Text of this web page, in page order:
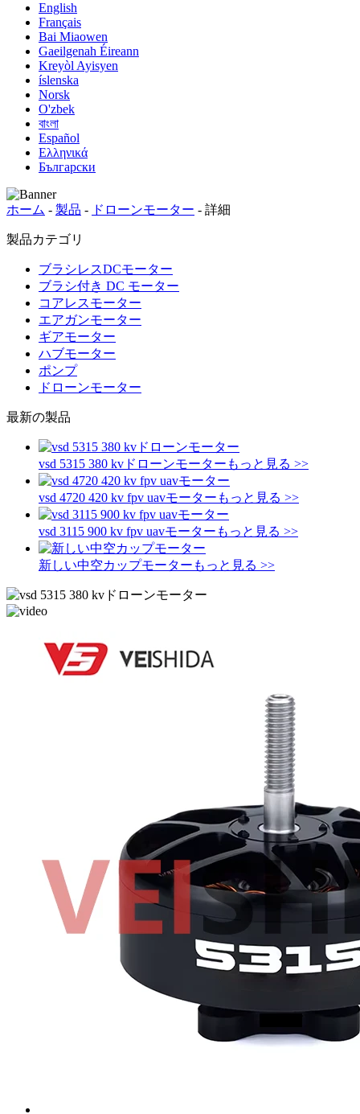
English
Français
Bai Miaowen
Gaeilgenah Éireann
Kreyòl Ayisyen
íslenska
Norsk
O'zbek
বাংলা
Español
Ελληνικά
Български
ホーム - 製品 - ドローンモーター - 詳細
製品カテゴリ
ブラシレスDCモーター
ブラシ付き DC モーター
コアレスモーター
エアガンモーター
ギアモーター
ハブモーター
ポンプ
ドローンモーター
最新の製品
vsd 5315 380 kvドローンモーター もっと見る >>
vsd 4720 420 kv fpv uavモーター もっと見る >>
vsd 3115 900 kv fpv uavモーター もっと見る >>
新しい中空カップモーター もっと見る >>